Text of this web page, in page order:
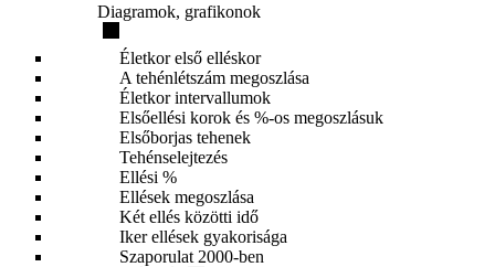
Diagramok, grafikonok
Életkor első elléskor
A tehénlétszám megoszlása
Életkor intervallumok
Elsőellési korok és %-os megoszlásuk
Elsőborjas tehenek
Tehénselejtezés
Ellési %
Ellések megoszlása
Két ellés közötti idő
Iker ellések gyakorisága
Szaporulat 2000-ben